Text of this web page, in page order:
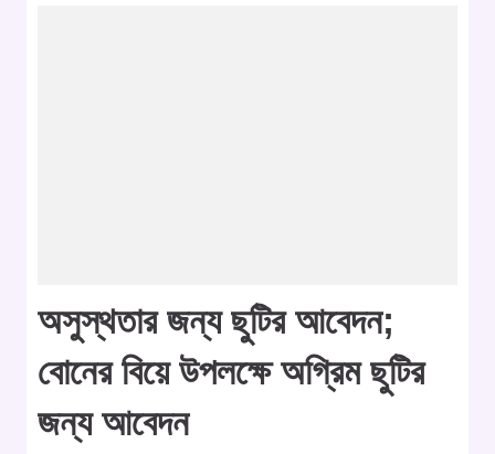
অসুস্থতার জন্য ছুটির আবেদন;
বোনের বিয়ে উপলক্ষে অগ্রিম ছুটির
জন্য আবেদন